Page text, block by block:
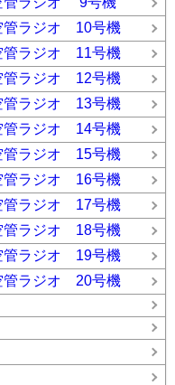
管ラジオ 10号機
管ラジオ 11号機
管ラジオ 12号機
管ラジオ 13号機
管ラジオ 14号機
管ラジオ 15号機
管ラジオ 16号機
管ラジオ 17号機
管ラジオ 18号機
管ラジオ 19号機
管ラジオ 20号機